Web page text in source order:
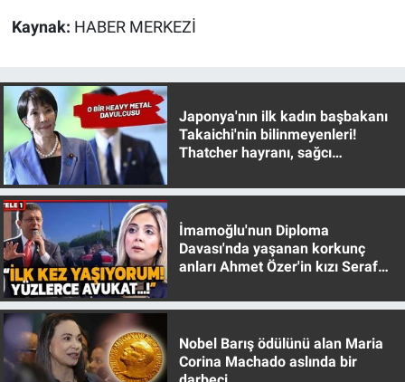
Kaynak: HABER MERKEZİ
Japonya'nın ilk kadın başbakanı
Takaichi'nin bilinmeyenleri!
Thatcher hayranı, sağcı
İmamoğlu'nun Diploma
Davası'nda yaşanan korkunç
anları Ahmet Özer'in kızı Seraf
Nobel Barış ödülünü alan Maria
Corina Machado aslında bir